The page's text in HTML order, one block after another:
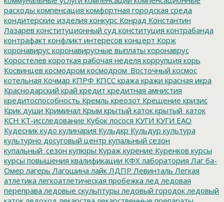
расходы компенсация комфортная городская среда
кондитерские изделия конкурс Конрад Константин
Лазарев конституционный суд конституция контрабанда
контрафакт конфликт интересов концерт Корж
коронавирус коронавирусные выплаты коронаврус
Коростелев короткая рабочая неделя коррупция корь
Косвинцев космодром космодром_Восточный космос
котельная Кочмар КПРФ КПСС кража кражи красная икра
Краснодарский край кредит кредитная амнистия
кредитоспособность Кремль креозот Крещение кризис
Крик души Криминал Крым крытый каток крытый_каток
КСН КТ-исследование Кубок лосося КУГИ КУГИ ЕАО
Кудесник кудо кулинария Кульдкр Кульдур культура
культурно досуговый центр купальный сезон
купальный_сезон купюры Кураж курение Куренков курсы
курсы повышения квалификации КФХлаборатория Лаг ба-
Омер лагерь Лагошина лайк ЛДПР Левинталь Легкая
атлетика легкоатлетическая пробежка лед ледовая
переправа ледовые скульптуры ледовый городокледовый